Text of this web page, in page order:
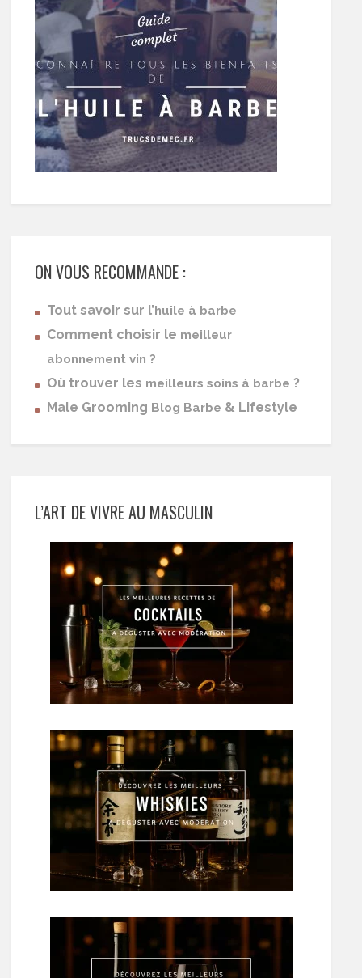
ON VOUS RECOMMANDE :
Tout savoir sur l’huile à barbe
Comment choisir le meilleur
abonnement vin ?
Où trouver les meilleurs soins à barbe ?
Male Grooming Blog Barbe & Lifestyle
L’ART DE VIVRE AU MASCULIN